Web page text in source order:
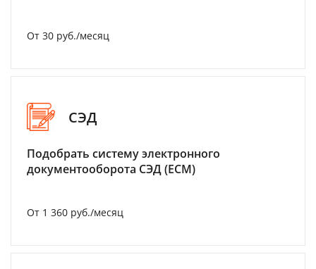
От 30 руб./месяц
СЭД
Подобрать систему электронного
документооборота СЭД (ECM)
От 1 360 руб./месяц